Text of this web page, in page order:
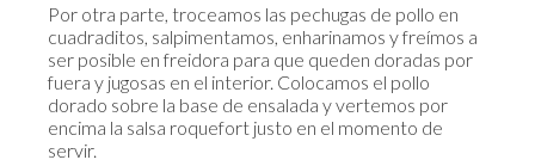
Por otra parte, troceamos las pechugas de pollo en
cuadraditos, salpimentamos, enharinamos y freímos a
ser posible en freidora para que queden doradas por
fuera y jugosas en el interior. Colocamos el pollo
dorado sobre la base de ensalada y vertemos por
encima la salsa roquefort justo en el momento de
servir.